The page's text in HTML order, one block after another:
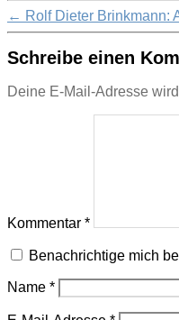
← Rolf Dieter Brinkmann:
Schreibe einen
Deine E-Mail-Adresse
Kommentar *
Benachrichtige mich
Name *